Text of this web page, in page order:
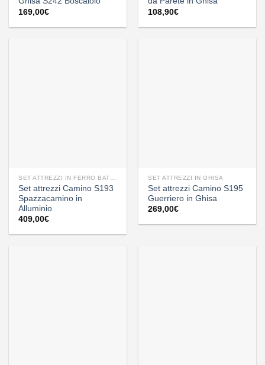
169,00€
108,90€
Set attrezzi Camino S193
Spazzacamino in
Alluminio
409,00€
SET ATTREZZI IN GHISA
Set attrezzi Camino S195
Guerriero in Ghisa
269,00€